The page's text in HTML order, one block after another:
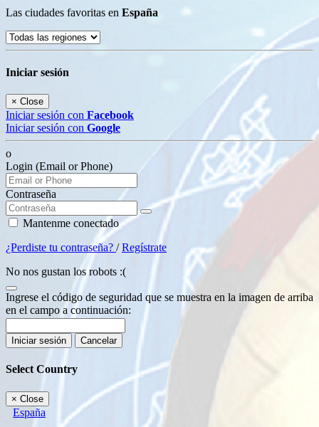
Las ciudades favoritas en España
Iniciar sesión
× Close
Iniciar sesión con Facebook
Iniciar sesión con Google
o
Login (Email or Phone)
Contraseña
Mantenme conectado
¿Perdiste tu contraseña? /Regístrate
No nos gustan los robots :(
Ingrese el código de seguridad que se muestra en la imagen de arriba
en el campo a continuación:
Iniciar sesión Cancelar
Select Country
× Close
España